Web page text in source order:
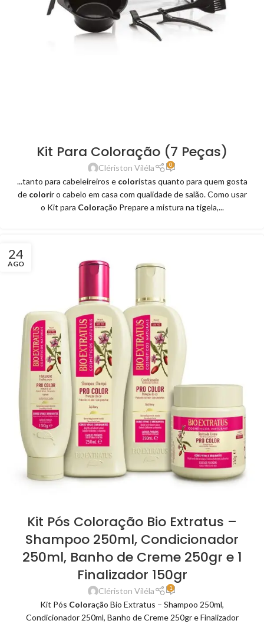
Kit Para Coloração (7 Peças)
Clériston Viléla 0
...tanto para cabeleireiros e coloristas quanto para quem gosta
de colorir o cabelo em casa com qualidade de salão. Como usar
o Kit para Coloração Prepare a mistura na tigela,...
24
AGO
Kit Pós Coloração Bio Extratus –
Shampoo 250ml, Condicionador
250ml, Banho de Creme 250gr e 1
Finalizador 150gr
Clériston Viléla 1
Kit Pós Coloração Bio Extratus – Shampoo 250ml,
Condicionador 250ml, Banho de Creme 250gr e Finalizador